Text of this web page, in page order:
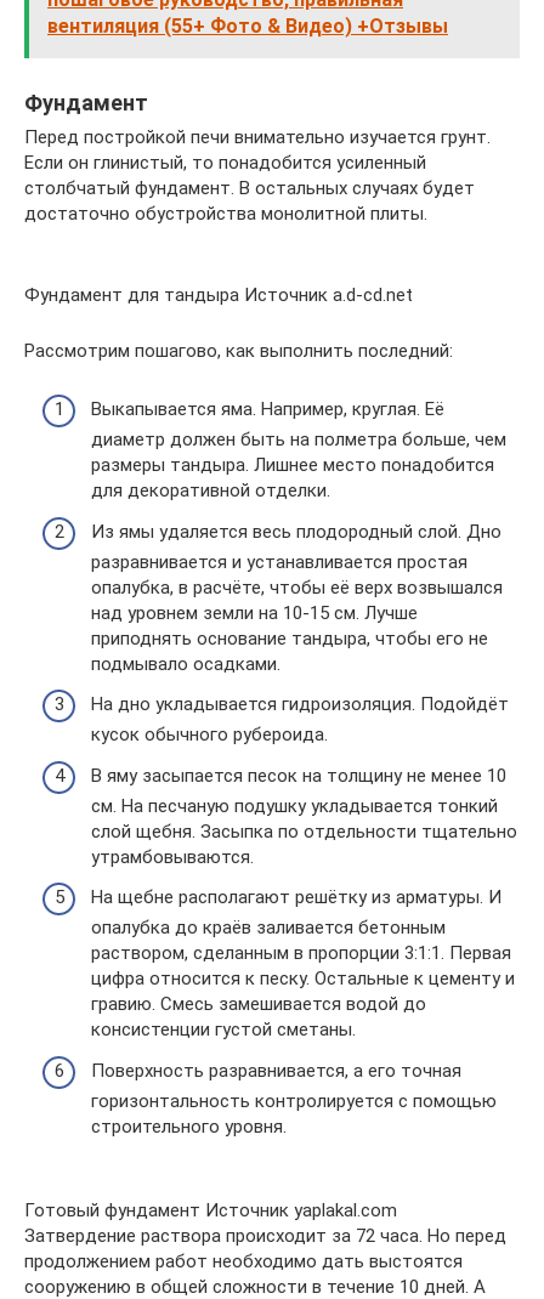
вентиляция (55+ Фото & Видео) +Отзывы
Фундамент
Перед постройкой печи внимательно изучается грунт.
Если он глинистый, то понадобится усиленный
столбчатый фундамент. В остальных случаях будет
достаточно обустройства монолитной плиты.
Фундамент для тандыра Источник a.d-cd.net
Рассмотрим пошагово, как выполнить последний:
Выкапывается яма. Например, круглая. Её
диаметр должен быть на полметра больше, чем
размеры тандыра. Лишнее место понадобится
для декоративной отделки.
Из ямы удаляется весь плодородный слой. Дно
разравнивается и устанавливается простая
опалубка, в расчёте, чтобы её верх возвышался
над уровнем земли на 10-15 см. Лучше
приподнять основание тандыра, чтобы его не
подмывало осадками.
На дно укладывается гидроизоляция. Подойдёт
кусок обычного рубероида.
В яму засыпается песок на толщину не менее 10
см. На песчаную подушку укладывается тонкий
слой щебня. Засыпка по отдельности тщательно
утрамбовываются.
На щебне располагают решётку из арматуры. И
опалубка до краёв заливается бетонным
раствором, сделанным в пропорции 3:1:1. Первая
цифра относится к песку. Остальные к цементу и
гравию. Смесь замешивается водой до
консистенции густой сметаны.
Поверхность разравнивается, а его точная
горизонтальность контролируется с помощью
строительного уровня.
Готовый фундамент Источник yaplakal.com
Затвердение раствора происходит за 72 часа. Но перед
продолжением работ необходимо дать выстоятся
сооружению в общей сложности в течение 10 дней. А